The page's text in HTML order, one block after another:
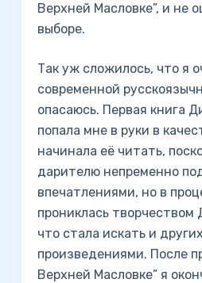
Верхней Масловке”, и не
выборе.
Так уж сложилось, что я
современной
опасаюсь. Первая книга
попала мне в руки в
начинала её читать,
дарителю непременно
впечатлениями, но в
прониклась
что стала искать и
произведениями. После
Верхней Масловке” я